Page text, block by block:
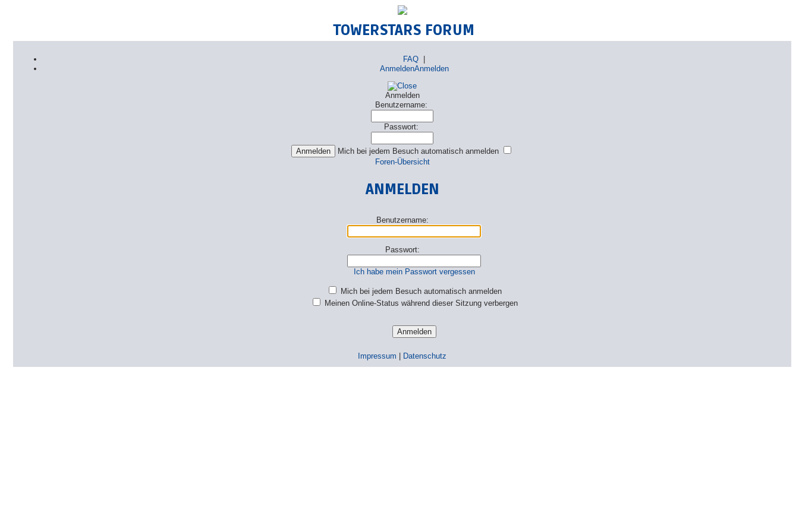
TOWERSTARS FORUM
FAQ |
AnmeldenAnmelden
Anmelden
Benutzername:
Passwort:
Mich bei jedem Besuch automatisch anmelden
Foren-Übersicht
ANMELDEN
Benutzername:
Passwort:
Ich habe mein Passwort vergessen
Mich bei jedem Besuch automatisch anmelden
Meinen Online-Status während dieser Sitzung verbergen
Impressum Datenschutz